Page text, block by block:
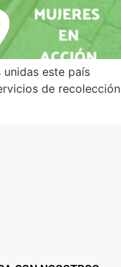
este país
de recolección